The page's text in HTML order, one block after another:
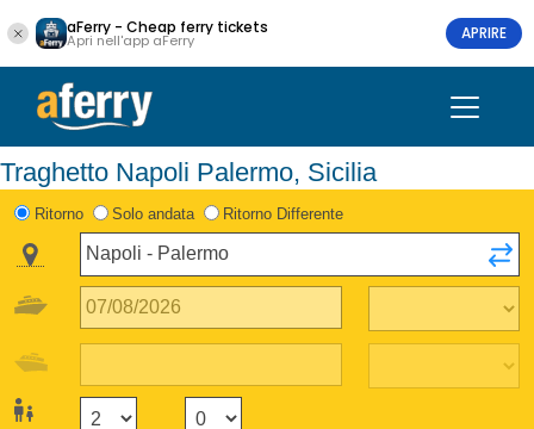
aFerry - Cheap ferry tickets
Apri nell'app aFerry APRIRE
Traghetto Napoli Palermo, Sicilia
Ritorno Solo andata Ritorno Differente